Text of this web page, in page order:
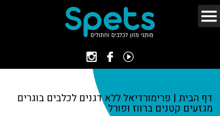
דף הבית | פרימורדיאל ללא דגנים לכלבים בוגרים
מגזעים קטנים ברווז ופורל